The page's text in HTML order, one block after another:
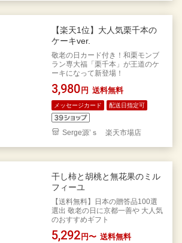
【楽天1位】大人気栗千本の
ケーキver.
敬老の日カード付き！和栗モンブ
ラン専大福「栗千本」が王道のケ
ーキになって新登場！
3,980 円 送料無料
メッセージカード 配送日指定可
Serge源’ｓ 楽天市場店
干し柿と胡桃と無花果のミル
フィーユ
【送料無料】日本の贈答品100選
選出 敬老の日に京都一善や 大人気
のおすすめギフト
5,292 円〜 送料無料